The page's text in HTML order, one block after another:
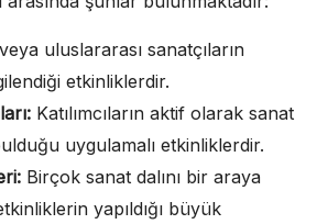
uluslararası sanatçıların
etkinliklerdir.
Katılımcıların aktif olarak sanat
uygulamalı etkinliklerdir.
Birçok sanat dalını bir araya
yapıldığı büyük